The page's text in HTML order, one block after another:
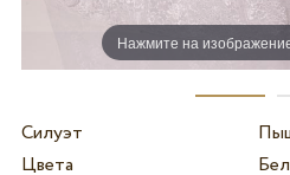
Нажмите на
Силуэт
Цвета